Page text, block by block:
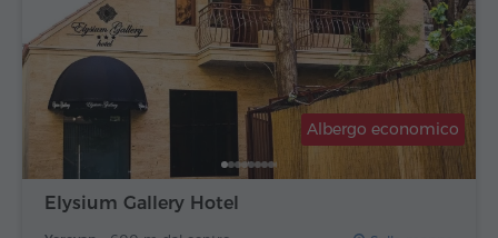
Elysium Gallery Hotel
Albergo economico